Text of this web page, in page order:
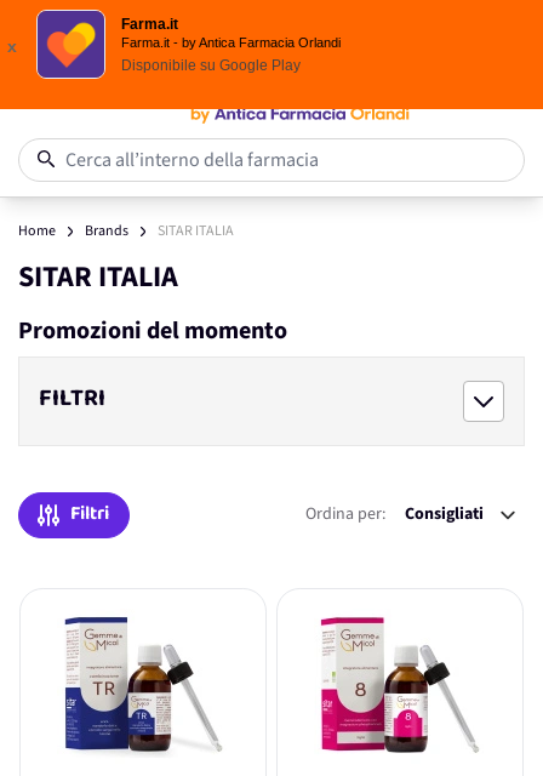
x
Farma.it
Farma.it - by Antica Farmacia Orlandi
Disponibile su Google Play
Salta al contenuto
Cerca all’interno della farmacia
Home Brands SITAR ITALIA
SITAR ITALIA
Promozioni del momento
FILTRI
Filtri Ordina per: